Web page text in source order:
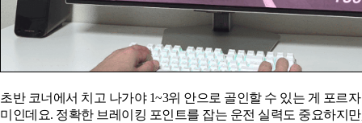
초반 코너에서 치고 나가야 1~3위 안으로 골인할 수 있는 게 포르
미인데요. 정확한 브레이킹 포인트를 잡는 운전 실력도 중요하지